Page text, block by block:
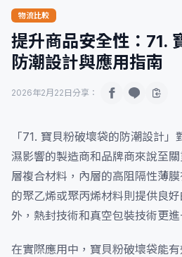
物流比較
提升商品安全性：71.
防潮設計與應用指南
2026年2月22日 分享：
「71. 寶貝粉破壞袋的防潮設計
濕影響的製造商和品牌商來說至
層複合材料，內層的高阻隔性薄
的聚乙烯或聚丙烯材料則提供良
外，熱封技術和真空包裝技術更
在實際應用中，寶貝粉破壞袋能